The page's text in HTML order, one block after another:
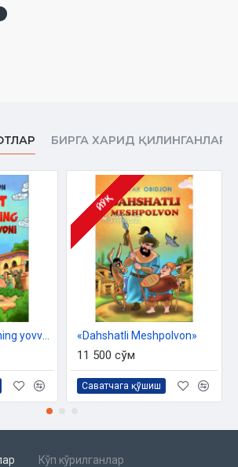
БИРГА ХАРИД ҚИЛИНГАНЛАР
ЙЎҚ
«Dahshatli Meshpolvon»
11 500 сўм
Саватчага қўшиш
Кўп кўрилганлар